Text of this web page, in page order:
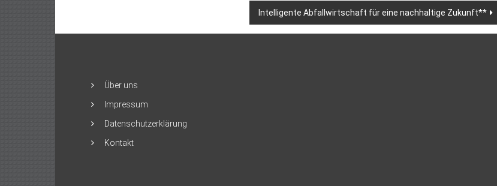
Intelligente Abfallwirtschaft für eine nachhaltige Zukunft**
Über uns
Impressum
Datenschutzerklärung
Kontakt